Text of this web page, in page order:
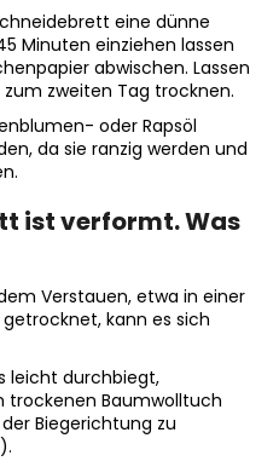
eine dünne
Minuten einziehen lassen
abwischen. Lassen
zweiten Tag trocknen.
oder Rapsöl
da sie ranzig werden und
ist verformt. Was
Verstauen, etwa in einer
kann es sich
leicht durchbiegt,
trockenen Baumwolltuch
Biegerichtung zu